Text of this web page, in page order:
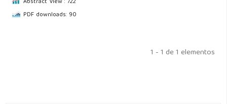
PDF downloads: 90
1 - 1 de 1 elementos